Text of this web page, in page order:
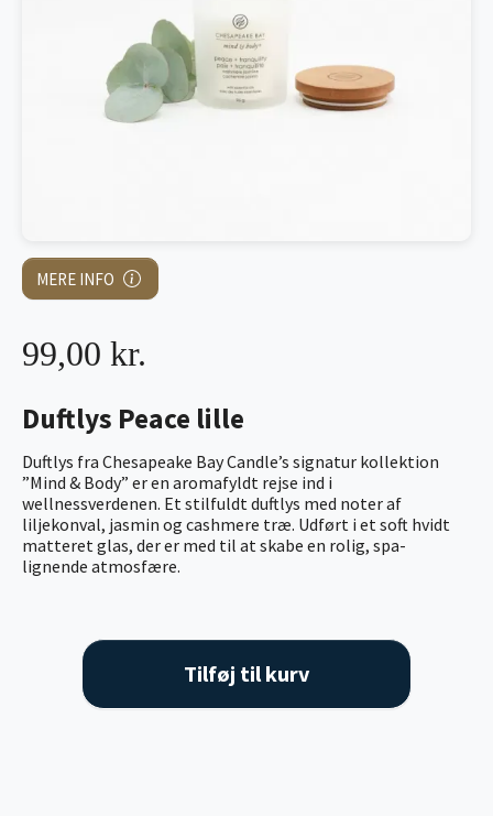
MERE INFO
Duftlys Peace lille
Duftlys fra Chesapeake Bay Candle’s signatur kollektion
”Mind & Body” er en aromafyldt rejse ind i
wellnessverdenen. Et stilfuldt duftlys med noter af
liljekonval, jasmin og cashmere træ. Udført i et soft hvidt
matteret glas, der er med til at skabe en rolig, spa-
lignende atmosfære.
99,00 kr.
Tilføj til kurv